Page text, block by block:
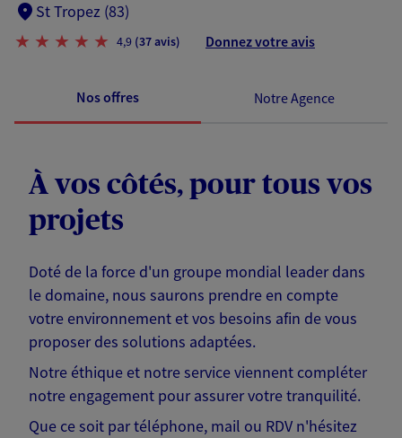
St Tropez (83)
4,9 (37 avis) Donnez votre avis
Nos offres Notre Agence
À vos côtés, pour tous vos
projets
Doté de la force d'un groupe mondial leader dans
le domaine, nous saurons prendre en compte
votre environnement et vos besoins afin de vous
proposer des solutions adaptées.
Notre éthique et notre service viennent compléter
notre engagement pour assurer votre tranquilité.
Que ce soit par téléphone, mail ou RDV n'hésitez